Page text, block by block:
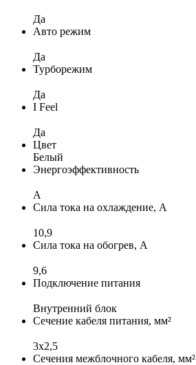
Да
Авто режим
Да
Турборежим
Да
I Feel
Да
Цвет
Белый
Энергоэффективность
A
Сила тока на охлаждение, А
10,9
Сила тока на обогрев, А
9,6
Подключение питания
Внутренний блок
Сечение кабеля питания, мм²
3х2,5
Сечения межблочного кабеля, мм²